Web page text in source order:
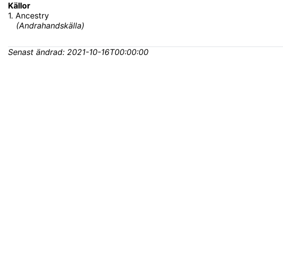
Källor
1. Ancestry
(Andrahandskälla)
Senast ändrad: 2021-10-16T00:00:00